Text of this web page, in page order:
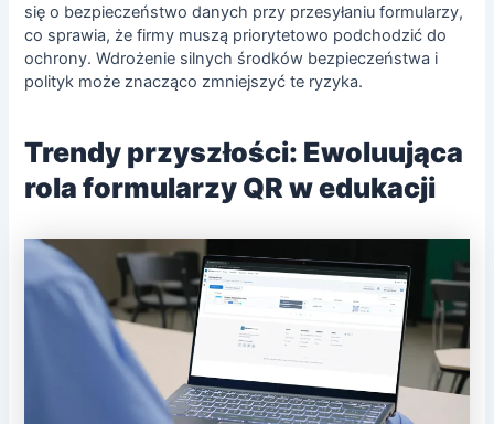
się o bezpieczeństwo danych przy przesyłaniu formularzy,
co sprawia, że firmy muszą priorytetowo podchodzić do
ochrony. Wdrożenie silnych środków bezpieczeństwa i
polityk może znacząco zmniejszyć te ryzyka.
Trendy przyszłości: Ewoluująca
rola formularzy QR w edukacji